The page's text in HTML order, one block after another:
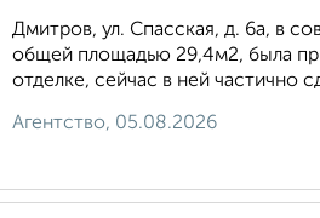
Дмитров, ул. Спасская, д. 6а, в
общей площадью 29,4м2, была
отделке, сейчас в ней частично
Агентство, 05.08.2026